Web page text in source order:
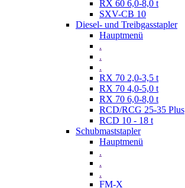
RX 60 6,0-8,0 t
SXV-CB 10
Diesel- und Treibgasstapler
Hauptmenü
.
.
.
RX 70 2,0-3,5 t
RX 70 4,0-5,0 t
RX 70 6,0-8,0 t
RCD/RCG 25-35 Plus
RCD 10 - 18 t
Schubmaststapler
Hauptmenü
.
.
.
FM-X